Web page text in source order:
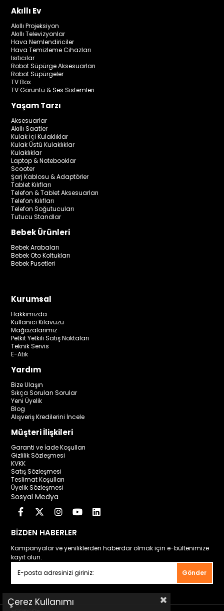
Akıllı Ev
Akıllı Projeksiyon
Akıllı Televizyonlar
Hava Nemlendiriciler
Hava Temizleme Cihazları
Isıtıcılar
Robot Süpürge Aksesuarları
Robot Süpürgeler
TV Box
TV Görüntü & Ses Sistemleri
Yaşam Tarzı
Aksesuarlar
Akıllı Saatler
Kulak İçi Kulaklıklar
Kulak Üstü Kulaklıklar
Kulaklıklar
Laptop & Notebooklar
Scooter
Şarj Kablosu & Adaptörler
Tablet Kılıfları
Telefon & Tablet Aksesuarları
Telefon Kılıfları
Telefon Soğutucuları
Tutucu Standlar
Bebek Ürünleri
Bebek Arabaları
Bebek Oto Koltukları
Bebek Pusetleri
Kurumsal
Hakkımızda
Kullanıcı Kılavuzu
Mağazalarımız
Petkit Yetkili Satış Noktaları
Teknik Servis
E-Atık
Yardım
Bize Ulaşın
Sıkça Sorulan Sorular
Yeni Üyelik
Blog
Alışveriş Kredilerini İncele
Müşteri İlişkileri
Garanti ve İade Koşulları
Gizlilik Sözleşmesi
KVKK
Satış Sözleşmesi
Teslimat Koşulları
Üyelik Sözleşmesi
Sosyal Medya
BİZDEN HABERLER
Kampanyalar ve yeniliklerden haberdar olmak için e-bültenimize
kayıt olun.
Gönder
Çerez Kullanımı